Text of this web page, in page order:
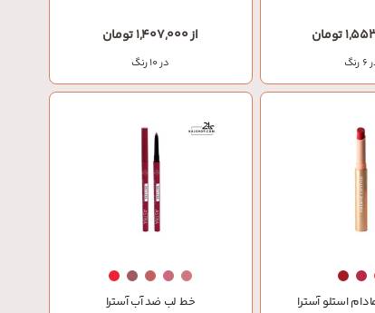
از 1,407,000 تومان
در 10 رنگ
استلو آسترا خط لب ضد آب آسترا